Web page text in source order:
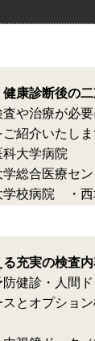
健康診断後の
や治療が必
紹介いたしま
科大学病院
学総合医療セ
学校病院 ・
充実の検査
健診・人間
とオプショ